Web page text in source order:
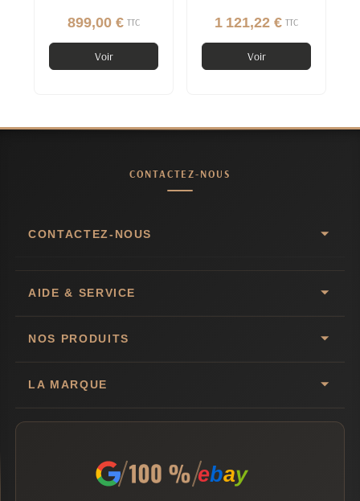
899,00 € TTC
Voir
1 121,22 € TTC
Voir
CONTACTEZ-NOUS
CONTACTEZ-NOUS
AIDE & SERVICE
NOS PRODUITS
LA MARQUE
ebay